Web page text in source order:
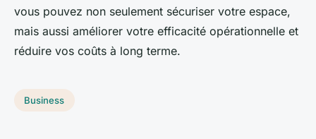
vous pouvez non seulement sécuriser votre espace,
mais aussi améliorer votre efficacité opérationnelle et
réduire vos coûts à long terme.
Business